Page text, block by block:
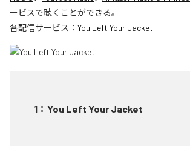
ービスで聴くことができる。
各配信サービス： You Left Your Jacket
1 ： You Left Your Jacket